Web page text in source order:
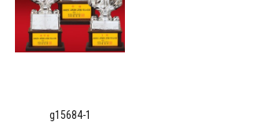
g15684-1